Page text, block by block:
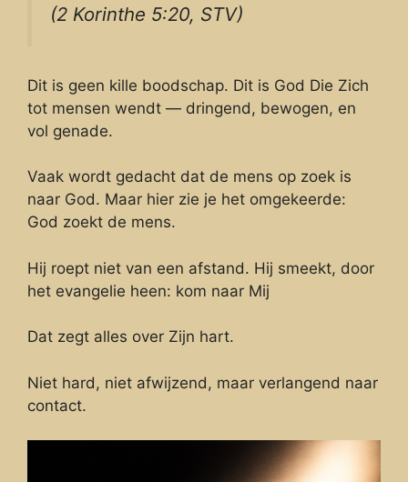
(2 Korinthe 5:20, STV)
Dit is geen kille boodschap. Dit is God Die Zich
tot mensen wendt — dringend, bewogen, en
vol genade.
Vaak wordt gedacht dat de mens op zoek is
naar God. Maar hier zie je het omgekeerde:
God zoekt de mens.
Hij roept niet van een afstand. Hij smeekt, door
het evangelie heen: kom naar Mij
Dat zegt alles over Zijn hart.
Niet hard, niet afwijzend, maar verlangend naar
contact.